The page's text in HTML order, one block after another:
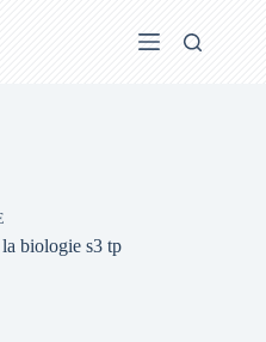
biologie s3 tp